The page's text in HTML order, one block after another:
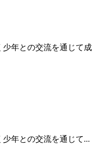
少年との交流を通じて成
年との交流を通じて...